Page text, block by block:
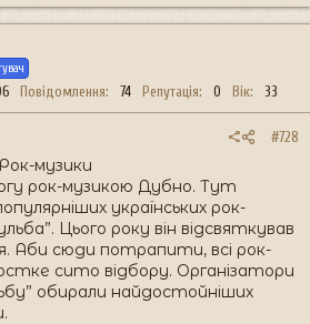
Повідомлення 74 Репутація 0 Вік 33
#728
музики
рок-музикою Дубно. Тут
українських рок-
Цього року він відсвяткував
Аби сюди потрапити, всі рок-
сито відбору. Організатори
обирали найдостойніших